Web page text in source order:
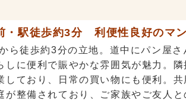
・駅徒歩約3分 利便性良好のマ
ら徒歩約3分の立地。道中にパン屋さ
しに便利で賑やかな雰囲気が魅力。隣
しており、日常の買い物にも便利。
が整備されており、ご家族やご友人